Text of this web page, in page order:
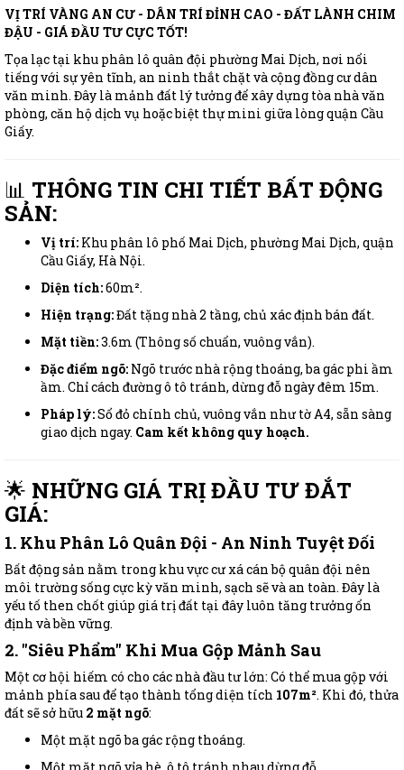
VỊ TRÍ VÀNG AN CƯ - DÂN TRÍ ĐỈNH CAO - ĐẤT LÀNH CHIM
ĐẬU - GIÁ ĐẦU TƯ CỰC TỐT!
Tọa lạc tại khu phân lô quân đội phường Mai Dịch, nơi nổi
tiếng với sự yên tĩnh, an ninh thắt chặt và cộng đồng cư dân
văn minh. Đây là mảnh đất lý tưởng để xây dựng tòa nhà văn
phòng, căn hộ dịch vụ hoặc biệt thự mini giữa lòng quận Cầu
Giấy.
📊 THÔNG TIN CHI TIẾT BẤT ĐỘNG
SẢN:
Vị trí: Khu phân lô phố Mai Dịch, phường Mai Dịch, quận
Cầu Giấy, Hà Nội.
Diện tích:60m².
Hiện trạng:Đất tặng nhà 2 tầng, chủ xác định bán đất.
Mặt tiền:3.6m (Thông số chuẩn, vuông vắn).
Đặc điểm ngõ: Ngõ trước nhà rộng thoáng, ba gác phi ầm
ầm. Chỉ cách đường ô tô tránh, dừng đỗ ngày đêm 15m.
Pháp lý:Sổ đỏ chính chủ, vuông vắn như tờ A4, sẵn sàng
giao dịch ngay. Cam kết không quy hoạch.
🌟 NHỮNG GIÁ TRỊ ĐẦU TƯ ĐẮT
GIÁ:
1. Khu Phân Lô Quân Đội - An Ninh Tuyệt Đối
Bất động sản nằm trong khu vực cư xá cán bộ quân đội nên
môi trường sống cực kỳ văn minh, sạch sẽ và an toàn. Đây là
yếu tố then chốt giúp giá trị đất tại đây luôn tăng trưởng ổn
định và bền vững.
2. "Siêu Phẩm" Khi Mua Gộp Mảnh Sau
Một cơ hội hiếm có cho các nhà đầu tư lớn: Có thể mua gộp với
mảnh phía sau để tạo thành tổng diện tích 107m². Khi đó, thửa
đất sẽ sở hữu 2 mặt ngõ:
Một mặt ngõ ba gác rộng thoáng.